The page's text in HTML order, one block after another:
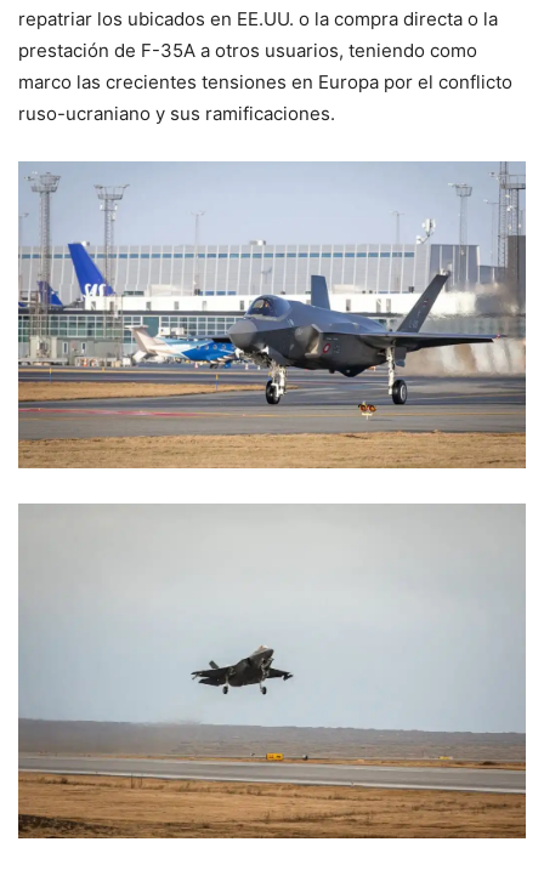
repatriar los ubicados en EE.UU. o la compra directa o la
prestación de F-35A a otros usuarios, teniendo como
marco las crecientes tensiones en Europa por el conflicto
ruso-ucraniano y sus ramificaciones.